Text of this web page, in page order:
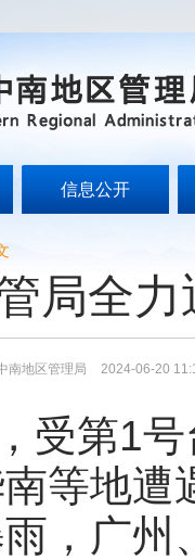
信息公开
局全
南地区管理局 2024-06-20
受第1
等地遭
，广州